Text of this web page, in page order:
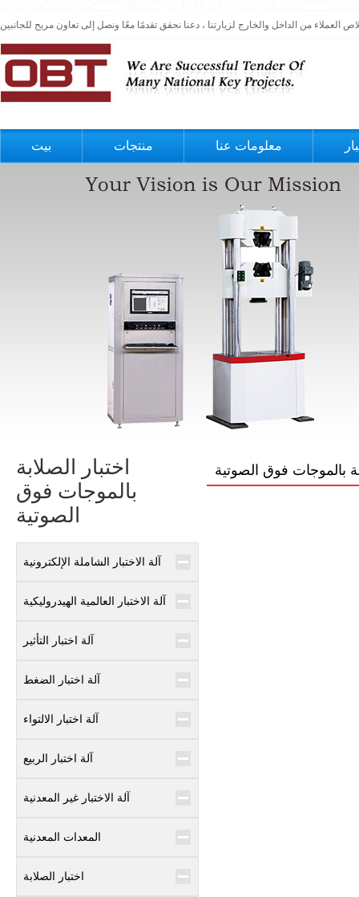
بيت منتجات معلومات عنا
اختبار الصلابة
بالموجات فوق
الصوتية
آلة الاختبار الشاملة الإلكترونية
آلة الاختبار العالمية الهيدروليكية
آلة اختبار التأثير
آلة اختبار الضغط
آلة اختبار الالتواء
آلة اختبار الربيع
آلة الاختبار غير المعدنية
المعدات المعدنية
اختبار الصلابة
بالموجات فوق الصوتية